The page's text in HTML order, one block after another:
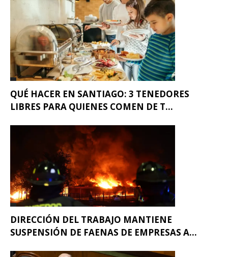
QUÉ HACER EN SANTIAGO: 3 TENEDORES
LIBRES PARA QUIENES COMEN DE T...
DIRECCIÓN DEL TRABAJO MANTIENE
SUSPENSIÓN DE FAENAS DE EMPRESAS A...